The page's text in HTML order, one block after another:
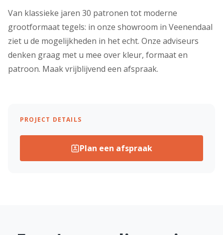
Van klassieke jaren 30 patronen tot moderne
grootformaat tegels: in onze showroom in Veenendaal
ziet u de mogelijkheden in het echt. Onze adviseurs
denken graag met u mee over kleur, formaat en
patroon. Maak vrijblijvend een afspraak.
PROJECT DETAILS
Plan een afspraak